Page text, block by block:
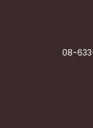
08-